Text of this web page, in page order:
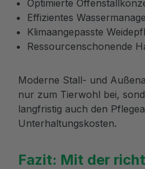
Optimierte
Effizientes
Klimaangepasste
Ressourcenschonende
Moderne Stall- und
nur zum Tierwohl bei,
langfristig auch den
Unterhaltungskosten.
Fazit: Mit der